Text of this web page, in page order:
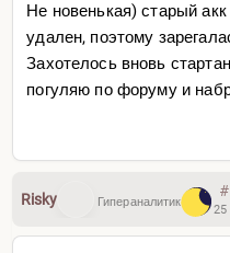
Не новенькая) старый
удален, поэтому
Захотелось вновь
погуляю по форуму и
Risky Гипераналитик 25